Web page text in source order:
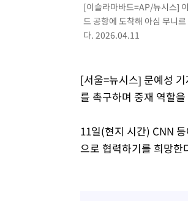
여수 오동도 해상서 모터보트 전복
극한폭염 한풀 꺾이지만…'낮 최고
축구협회 "압수수색·성접대 논란
'최고 37도' 폭염 지속…강원동해
[속보]뉴욕증시 상승 마감…S&P
[이슬라마바드=AP/뉴시스]
드 공항에 도착해 아심 무니
다. 2026.04.11
[서울=뉴시스] 문예성
를 촉구하며 중재 역할
11일(현지 시간) CNN
으로 협력하기를 희망한